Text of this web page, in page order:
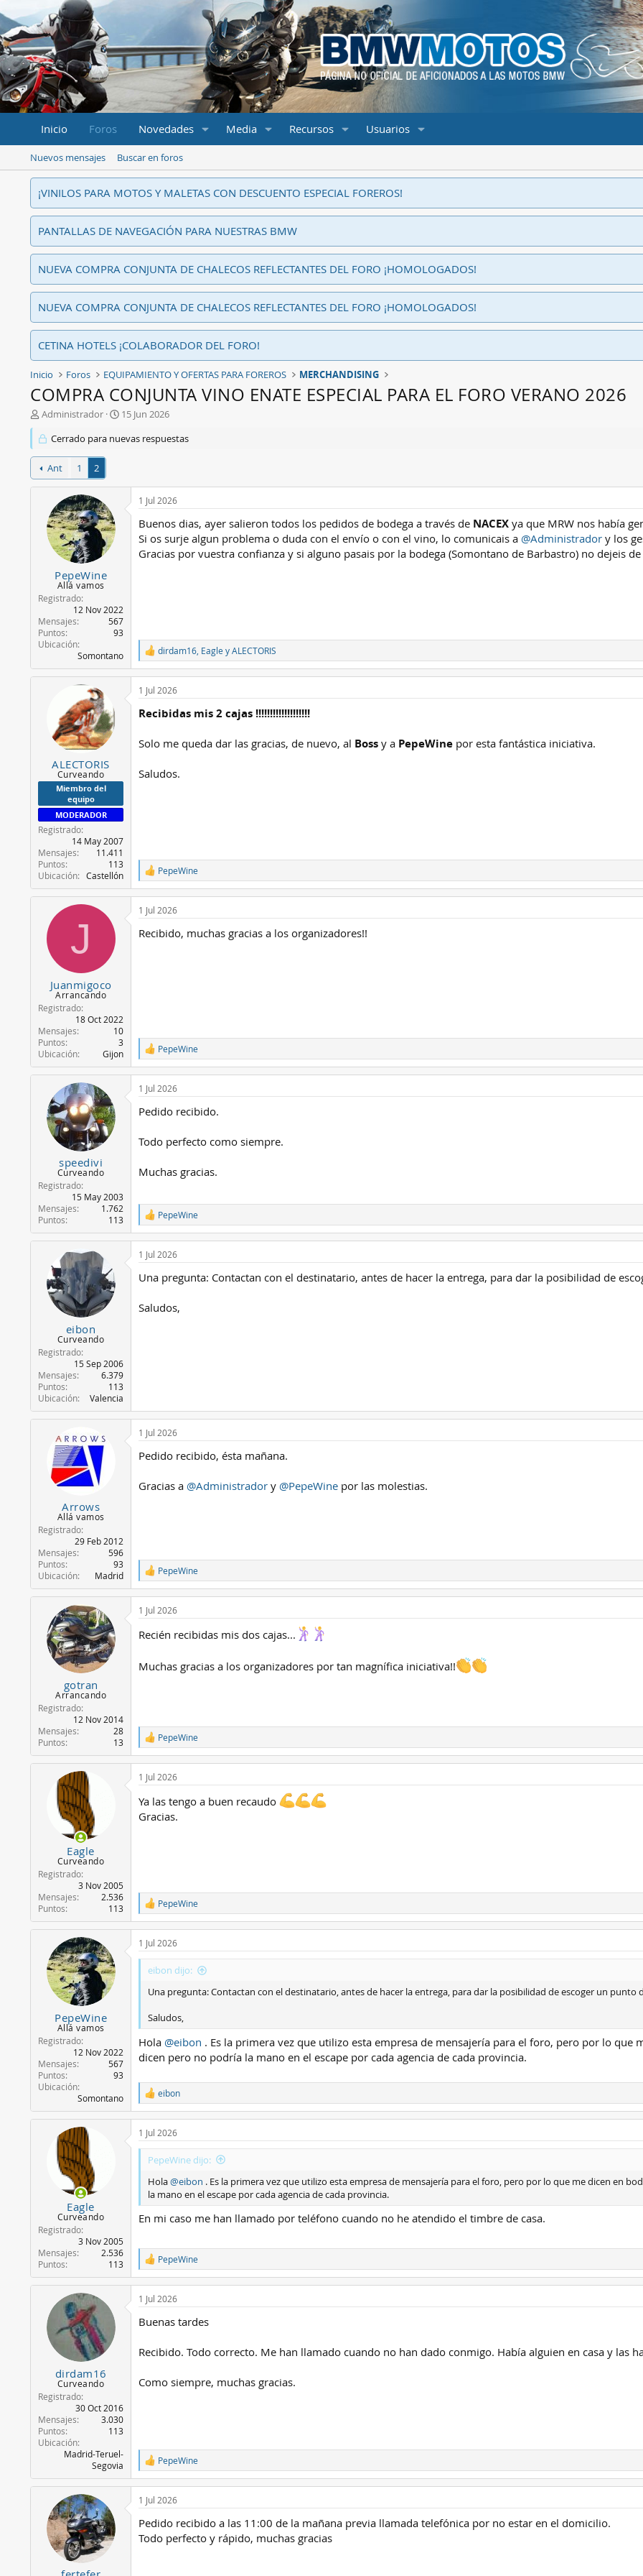
Inicio Foros Novedades Media Recursos Usuarios
Nuevos mensajes Buscar en foros
¡VINILOS PARA MOTOS Y MALETAS CON DESCUENTO ESPECIAL FOREROS!
PANTALLAS DE NAVEGACIÓN PARA NUESTRAS BMW
NUEVA COMPRA CONJUNTA DE CHALECOS REFLECTANTES DEL FORO ¡HOMOLOGADOS!
NUEVA COMPRA CONJUNTA DE CHALECOS REFLECTANTES DEL FORO ¡HOMOLOGADOS!
CETINA HOTELS ¡COLABORADOR DEL FORO!
Inicio Foros EQUIPAMIENTO Y OFERTAS PARA FOREROS MERCHANDISING
COMPRA CONJUNTA VINO ENATE ESPECIAL PARA EL FORO VERANO 2026
A
t
r
Administrador
F
c
e
15 Jun 2026
Cerrado para nuevas respuestas
Ant 1 2
PepeWine
Allá vamos
Registrado
12 Nov 2022
Mensajes
567
Puntos
93
Ubicación
Somontano
1 Jul 2026
Buenos dias, ayer salieron todos los pedidos de bodega a través de NACEX ya que MRW nos había
Si os surje algun problema o duda con el envío o con el vino, lo comunicais a @Administrador y los
Gracias por vuestra confianza y si alguno pasais por la bodega (Somontano de Barbastro) no dejeis
R
e
a
c
c
i
e
:
dirdam16 Eagle yALECTORIS
ALECTORIS
Curveando
Miembro del
equipo
MODERADOR
Registrado
14 May 2007
Mensajes
11.411
Puntos
113
Ubicación
Castellón
1 Jul 2026
Recibidas mis 2 cajas !!!!!!!!!!!!!!!!!!!
Solo me queda dar las gracias, de nuevo, al Boss y a PepeWine por esta fantástica iniciativa.
Saludos.
R
e
a
c
c
i
PepeWine
J
Juanmigoco
Arrancando
Registrado
18 Oct 2022
Mensajes
10
Puntos
3
Ubicación
Gijon
1 Jul 2026
Recibido, muchas gracias a los organizadores!!
R
e
a
c
c
i
e
:
PepeWine
speedivi
Curveando
Registrado
15 May 2003
Mensajes
1.762
Puntos
113
1 Jul 2026
Pedido recibido.
Todo perfecto como siempre.
Muchas gracias.
R
e
a
c
c
i
e
PepeWine
eibon
Curveando
Registrado
15 Sep 2006
Mensajes
6.379
Puntos
113
Ubicación
Valencia
1 Jul 2026
Una pregunta: Contactan con el destinatario, antes de hacer la entrega, para dar la posibilidad de
Saludos,
Arrows
Allá vamos
Registrado
29 Feb 2012
Mensajes
596
Puntos
93
Ubicación
Madrid
1 Jul 2026
Pedido recibido, ésta mañana.
Gracias a @Administrador y @PepeWine por las molestias.
R
e
a
c
c
i
e
PepeWine
gotran
Arrancando
Registrado
12 Nov 2014
Mensajes
28
Puntos
13
1 Jul 2026
Recién recibidas mis dos cajas...
Muchas gracias a los organizadores por tan magnífica iniciativa!!
R
e
a
c
c
i
n
PepeWine
Eagle
Curveando
Registrado
3 Nov 2005
Mensajes
2.536
Puntos
113
1 Jul 2026
Ya las tengo a buen recaudo
Gracias.
R
e
a
c
c
PepeWine
PepeWine
Allá vamos
Registrado
12 Nov 2022
Mensajes
567
Puntos
93
Ubicación
Somontano
1 Jul 2026
eibon dijo:
Una pregunta: Contactan con el destinatario, antes de hacer la entrega, para dar la posibilidad de escoger un punto
Saludos,
Hola @eibon . Es la primera vez que utilizo esta empresa de mensajería para el foro, pero por lo que
dicen pero no podría la mano en el escape por cada agencia de cada provincia.
R
e
a
c
c
eibon
Eagle
Curveando
Registrado
3 Nov 2005
Mensajes
2.536
Puntos
113
1 Jul 2026
PepeWine dijo:
Hola@eibon . Es la primera vez que utilizo esta empresa de mensajería para el foro, pero por lo que me dicen en
la mano en el escape por cada agencia de cada provincia.
En mi caso me han llamado por teléfono cuando no he atendido el timbre de casa.
R
e
a
c
c
i
e
:
PepeWine
dirdam16
Curveando
Registrado
30 Oct 2016
Mensajes
3.030
Puntos
113
Ubicación
Madrid-Teruel-
Segovia
1 Jul 2026
Buenas tardes
Recibido. Todo correcto. Me han llamado cuando no han dado conmigo. Había alguien en casa y las
Como siempre, muchas gracias.
R
e
a
c
c
i
o
n
PepeWine
1 Jul 2026
Pedido recibido a las 11:00 de la mañana previa llamada telefónica por no estar en el domicilio.
Todo perfecto y rápido, muchas gracias